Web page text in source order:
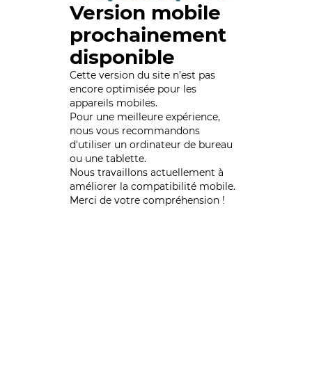
Version mobile
prochainement
disponible
Cette version du site n’est pas
encore optimisée pour les
appareils mobiles.
Pour une meilleure expérience,
nous vous recommandons
d'utiliser un ordinateur de bureau
ou une tablette.
Nous travaillons actuellement à
améliorer la compatibilité mobile.
Merci de votre compréhension !